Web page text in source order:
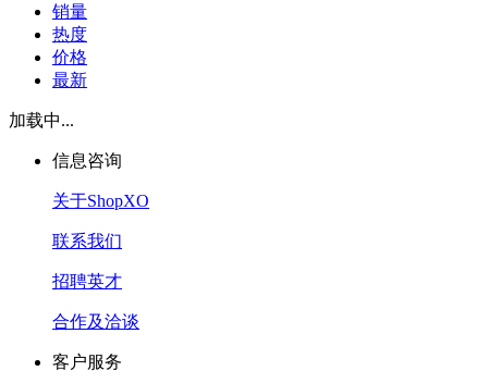
销量
热度
价格
最新
加载中...
信息咨询
关于ShopXO
联系我们
招聘英才
合作及洽谈
客户服务